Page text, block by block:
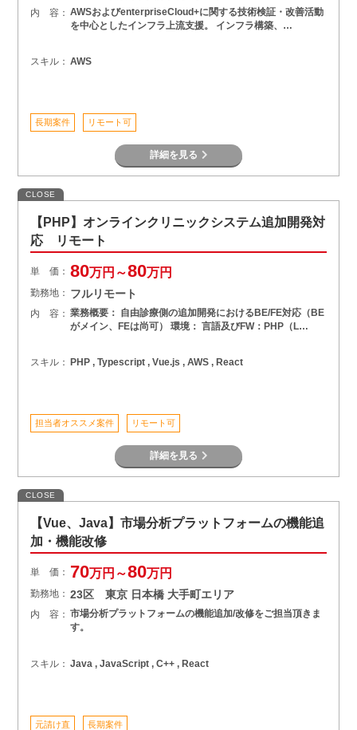
内 容： AWSおよびenterpriseCloud+に関する技術検証・改善活動
を中心としたインフラ上流支援。 インフラ構築、…
スキル： AWS
長期案件 リモート可
詳細を見る
CLOSE
【PHP】オンラインクリニックシステム追加開発対
応 リモート
単 価： 80万円～80万円
勤務地： フルリモート
内 容： 業務概要： 自由診療側の追加開発におけるBE/FE対応（BE
がメイン、FEは尚可） 環境： 言語及びFW：PHP（L…
スキル： PHP , Typescript , Vue.js , AWS , React
担当者オススメ案件 リモート可
詳細を見る
CLOSE
【Vue、Java】市場分析プラットフォームの機能追
加・機能改修
単 価： 70万円～80万円
勤務地： 23区 東京 日本橋 大手町エリア
内 容： 市場分析プラットフォームの機能追加/改修をご担当頂きま
す。
スキル： Java , JavaScript , C++ , React
元請け直 長期案件